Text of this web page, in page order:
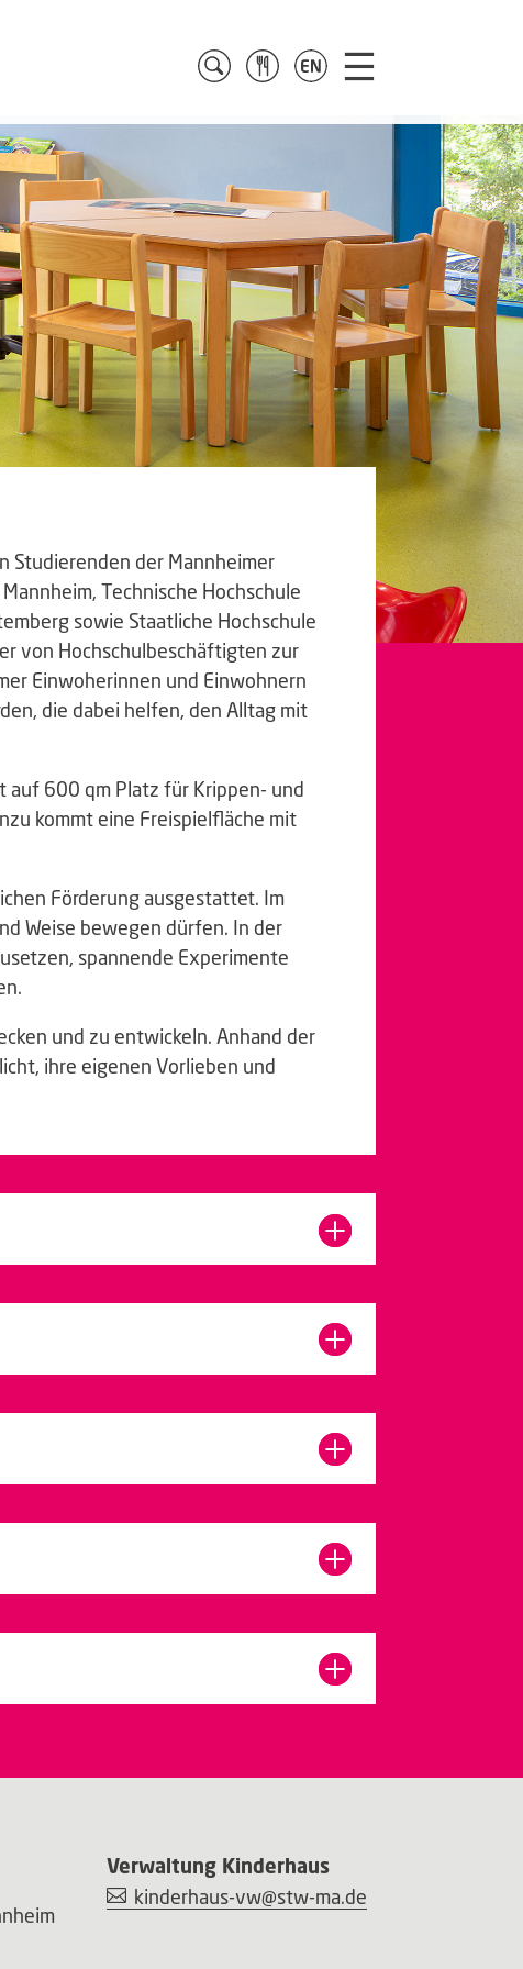
Studierenden der Mannheimer
Technische Hochschule
sowie Staatliche Hochschule
von Hochschulbeschäftigten zur
Einwoherinnen und Einwohnern
die dabei helfen, den Alltag mit
auf 600 qm Platz für Krippen- und
kommt eine Freispielfläche mit
Förderung ausgestattet. Im
Weise bewegen dürfen. In der
spannende Experimente
und zu entwickeln. Anhand der
ihre eigenen Vorlieben und
Verwaltung Kinderhaus
kinderhaus-vw@stw-ma.de